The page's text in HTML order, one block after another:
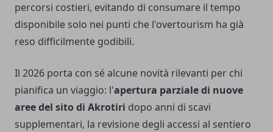
percorsi costieri, evitando di consumare il tempo
disponibile solo nei punti che l'overtourism ha già
reso difficilmente godibili.
Il 2026 porta con sé alcune novità rilevanti per chi
pianifica un viaggio: l'apertura parziale di nuove
aree del sito di Akrotiri dopo anni di scavi
supplementari, la revisione degli accessi al sentiero